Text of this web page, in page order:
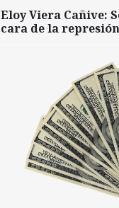
Eloy Viera Cañive:
cara de la